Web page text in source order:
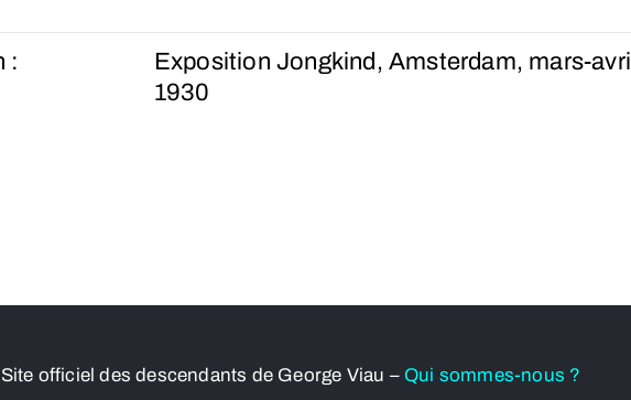
:
Exposition Jongkind, Amsterdam, mars-avril
1930
Site officiel des descendants de George Viau – Qui sommes-nous ?